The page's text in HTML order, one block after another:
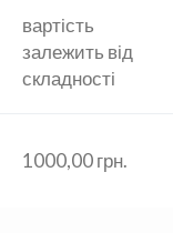
вартість
залежить від
складності
1000,00 грн.